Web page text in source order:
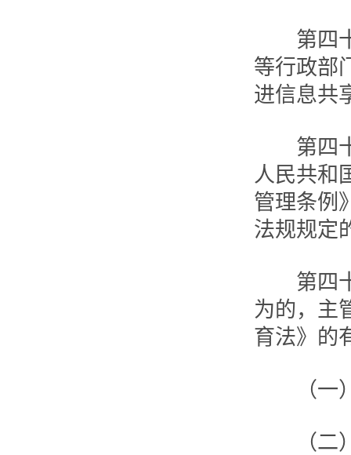
第四十
等行政部
进信息共
第四十
人民共和
管理条例
法规规定
第四十
为的，主
育法》的
（一）
（二）